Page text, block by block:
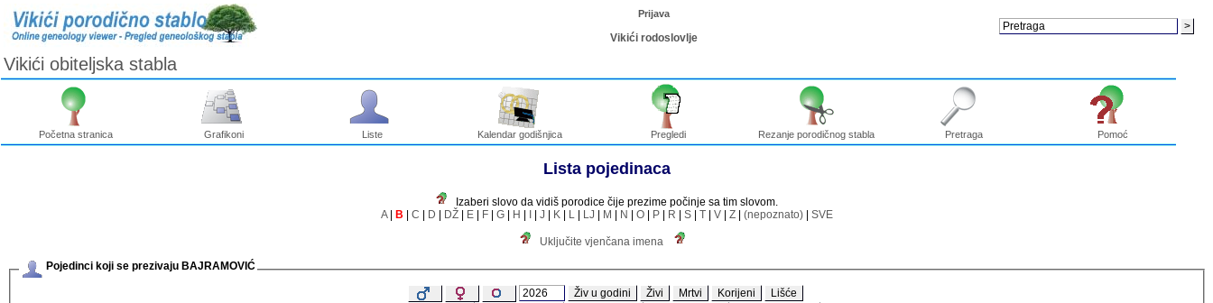
Prijava
Vikići rodoslovlje
Vikići obiteljska stabla
Početna stranica Grafikoni Liste Kalendar godišnjica Pregledi Rezanje porodičnog stabla Pretraga Pomoć
Lista pojedinaca
Izaberi slovo da vidiš porodice čije prezime počinje sa tim slovom.
A| B | C | D | DŽ | E | F | G | H | I | J | K | L | LJ | M | N | O | P | R | S | T | V | Z | (nepoznato) | SVE
Uključite vjenčana imena
Pojedinci koji se prezivaju BAJRAMOVIĆ
Živ u godini Živi Mrtvi Korijeni
Lišće